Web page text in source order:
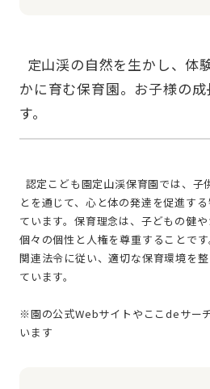
かに育む保育園。お子様の
とを通じて、心と体の発達を促進す
ています。保育理念は、子どもの健や
個々の個性と人権を尊重することで
関連法令に従い、適切な保育環境を
ています。
※園の公式Webサイトやここdeサー